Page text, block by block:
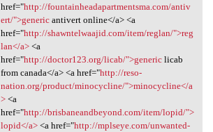
href="http://fountainheadapartmentsma.com/antiv
ert/">genericantivert online</a> <a
href="http://shawntelwaajid.com/item/reglan/">reg
lan</a><a
href="http://doctor123.org/licab/">genericlicab
from canada</a> <a href="http://reso-
nation.org/product/minocycline/">minocycline</a
><a
href="http://brisbaneandbeyond.com/item/lopid/">
lopid</a><a href="http://mplseye.com/unwanted-